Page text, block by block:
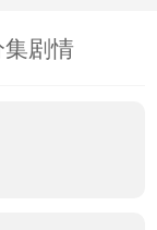
集剧情